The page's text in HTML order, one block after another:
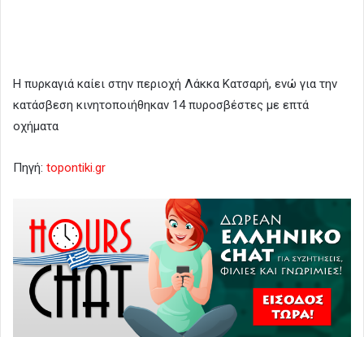
Η πυρκαγιά καίει στην περιοχή Λάκκα Κατσαρή, ενώ για την
κατάσβεση κινητοποιήθηκαν 14 πυροσβέστες με επτά
οχήματα
Πηγή: topontiki.gr